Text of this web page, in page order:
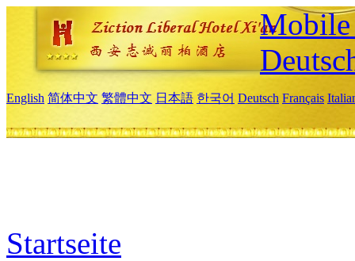
Mobile
English 简体中文 繁體中文 日本語 한국어 Deutsch Français
Startseite